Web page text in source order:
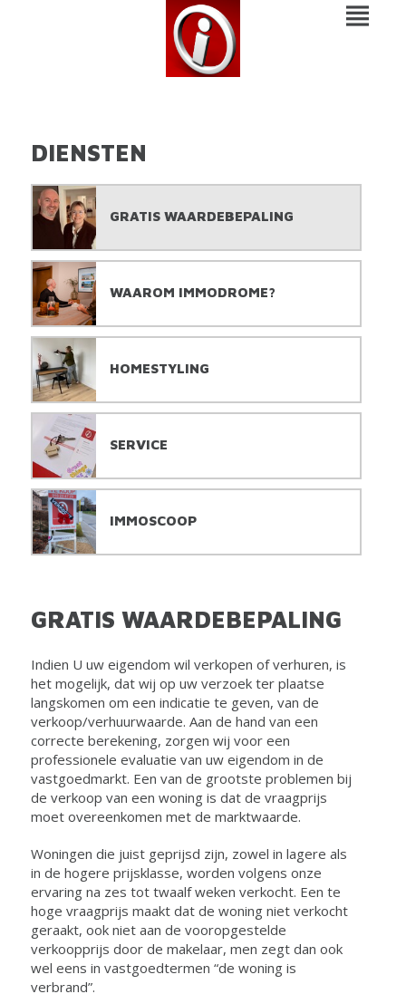
DIENSTEN
GRATIS WAARDEBEPALING
WAAROM IMMODROME?
HOMESTYLING
SERVICE
IMMOSCOOP
GRATIS WAARDEBEPALING
Indien U uw eigendom wil verkopen of verhuren, is
het mogelijk, dat wij op uw verzoek ter plaatse
langskomen om een indicatie te geven, van de
verkoop/verhuurwaarde. Aan de hand van een
correcte berekening, zorgen wij voor een
professionele evaluatie van uw eigendom in de
vastgoedmarkt. Een van de grootste problemen bij
de verkoop van een woning is dat de vraagprijs
moet overeenkomen met de marktwaarde.
Woningen die juist geprijsd zijn, zowel in lagere als
in de hogere prijsklasse, worden volgens onze
ervaring na zes tot twaalf weken verkocht. Een te
hoge vraagprijs maakt dat de woning niet verkocht
geraakt, ook niet aan de vooropgestelde
verkoopprijs door de makelaar, men zegt dan ook
wel eens in vastgoedtermen “de woning is
verbrand”.